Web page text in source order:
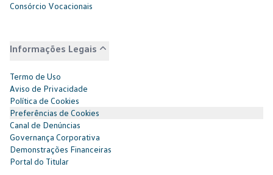
Consórcio Vocacionais
Informações Legais
Termo de Uso
Aviso de Privacidade
Política de Cookies
Preferências de Cookies
Canal de Denúncias
Governança Corporativa
Demonstrações Financeiras
Portal do Titular